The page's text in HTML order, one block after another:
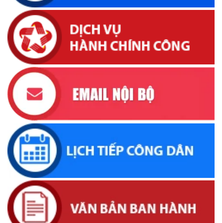
Lịch tiếp công dân của Chủ tịch UBND xã Krông Bông trong
tháng 05/2026
(26/05/2026, 15:43)
Lịch tiếp công dân định kỳ của Chủ tịch Ủy ban nhân dân xã
Krông Bông tháng 04 năm 2026
(16/04/2026, 17:00)
UBND xã thông báo tìm đối tượng, chủ sở hữu tang vật,
phương tiện liên quan đến vụ việc khai thác cát trái phép
(31/03/2026, 16:52)
Thông báo về việc tìm chủ sở hữu, người quản lý hợp pháp
đối với động vật đi lạc
(19/03/2026, 16:51)
Lịch tiếp công dân của Chủ tịch UBND xã trong tháng
03/2026
(04/03/2026, 16:50)